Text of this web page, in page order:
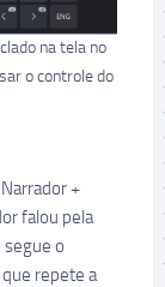
na tela no
o controle do
+
falou pela
segue o
que repete a